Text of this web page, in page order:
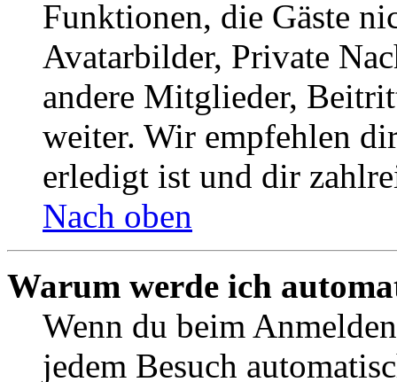
Funktionen, die Gäste
Avatarbilder, Private
andere Mitglieder,
weiter. Wir empfehlen
erledigt ist und dir
Nach oben
Warum werde ich
Wenn du beim
jedem Besuch